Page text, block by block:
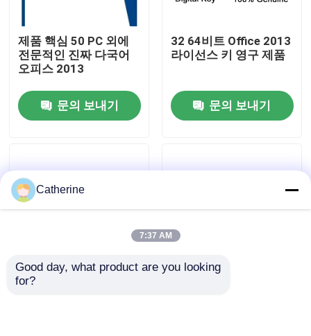
우리 에 관한 것
품질 관리
뉴스
인용 을 요청 하십시오
오피스 2024 키 구매
제품 핵심 50 PC 외에
전문적인 진짜 다국어
오피스 2013
문의 보내기
32 64비트 Office 2013
라이선스 키 영구 제품
문의 보내기
모든 언어 5000 PC 마
Catherine
7:37 AM
Good day, what product are you looking
for?